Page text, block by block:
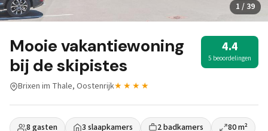
1 / 39
Mooie vakantiewoning
bij de skipistes
4.4
5 beoordelingen
Brixen im Thale, Oostenrijk★★★★
8 gasten 3 slaapkamers 2 badkamers
80 m²